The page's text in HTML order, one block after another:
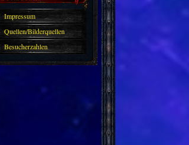
Impressum
Quellen/Bilderquellen
Besucherzahlen